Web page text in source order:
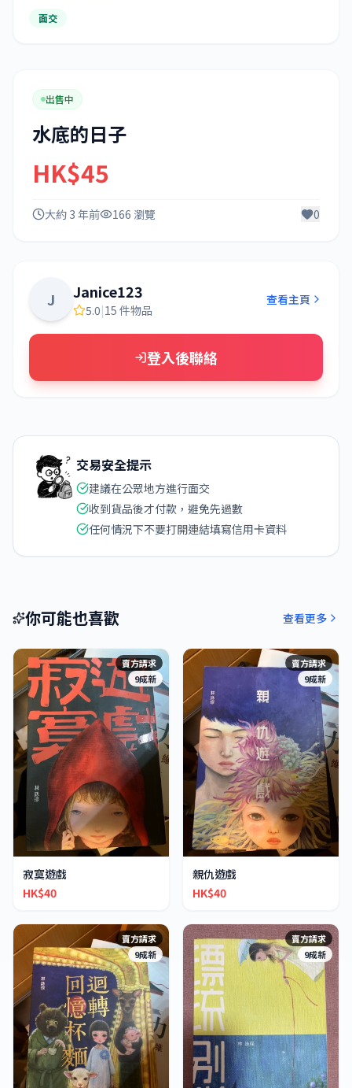
面交
出售中
水底的日子
HK$45
大約 3 年前 166 瀏覽 0
J Janice123
5.0|15 件物品
查看主頁
登入後聯絡
交易安全提示
建議在公眾地方進行面交
收到貨品後才付款，避免先過數
任何情況下不要打開連結填寫信用卡資料
你可能也喜歡 查看更多
賣方請求
9成新
寂寞遊戲
HK$40
賣方請求
9成新
親仇遊戲
HK$40
賣方請求
9成新
賣方請求
9成新